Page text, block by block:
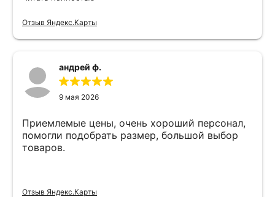
Отзыв Яндекс.Карты
андрей ф.
9 мая 2026
Приемлемые цены, очень хороший персонал,
помогли подобрать размер, большой выбор
товаров.
Отзыв Яндекс.Карты